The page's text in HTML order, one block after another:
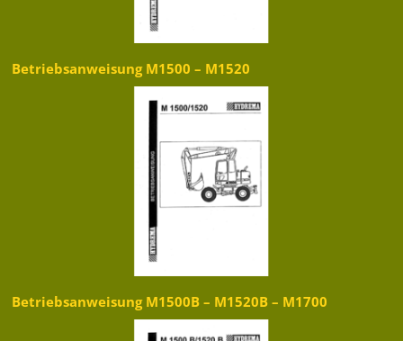
Betriebsanweisung M1500 – M1520
Betriebsanweisung M1500B – M1520B – M1700